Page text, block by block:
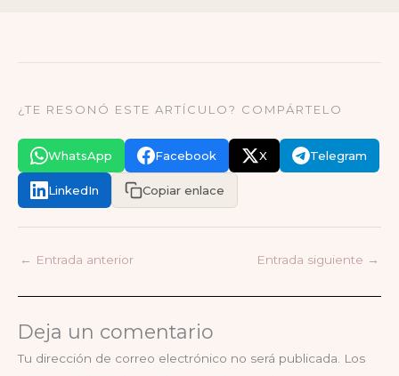
¿TE RESONÓ ESTE ARTÍCULO? COMPÁRTELO
WhatsApp Facebook X Telegram
LinkedIn Copiar enlace
← Entrada anterior Entrada siguiente →
Deja un comentario
Tu dirección de correo electrónico no será publicada. Los